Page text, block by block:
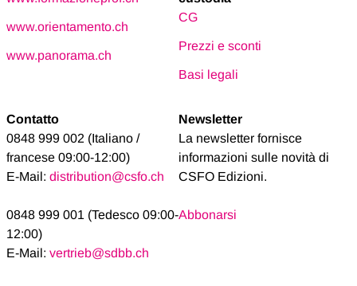
www.orientamento.ch
www.panorama.ch
CG
Prezzi e sconti
Basi legali
Contatto
0848 999 002 (Italiano /
francese 09:00-12:00)
E-Mail: distribution@csfo.ch
0848 999 001 (Tedesco 09:00-
12:00)
E-Mail: vertrieb@sdbb.ch
Newsletter
La newsletter fornisce
informazioni sulle novità di
CSFO Edizioni.
Abbonarsi